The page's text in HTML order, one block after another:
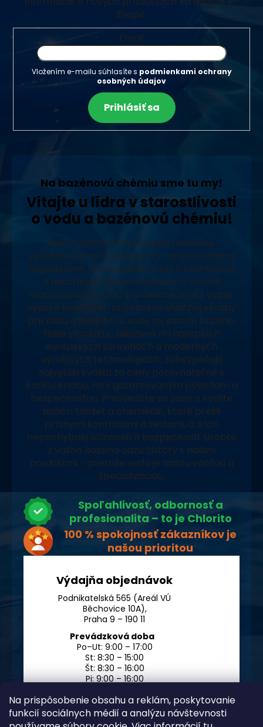
Na prispôsobenie obsahu a reklám, poskytovanie
funkcií sociálnych médií a analýzu návštevnosti
shope.
Email
Vložením e-mailu súhlasíte s podmienkami ochrany
osobných údajov
Prihlásiť sa
Na bazénovú chémiu sme tu my!
Vitajte u lídra v starostlivosti
o vodu a bazénovú chémiu!
Naša rodinná firma sa pýši tradíciou,
vysokoškolským vzdelaním v oblasti čistiarní
odpadových vôd a vodárenských technológií
a neustálym zdokonaľovaním v oblasti
starostlivosti o vodu. Ponúkame široký výber
vysoko kvalitných prípravkov vlastnej výroby
pre čistú a bezpečnú vodu vo vašom bazéne.
Naše produkty, založené na najlepších
európskych surovinách a moderných
výrobných technológiách, zabezpečujú
najvyššiu kvalitu za ceny porovnateľné s
konkurenciou, no s garantovaným pôvodom a
bezpečnosťou. Presvedčte sa sami o kvalite
našich tabliet a chemikálií, ktoré prešli
prísnymi kontrolami a testami, a o ich
nepochybnej účinnosti a bezpečnosti. Urobte
z vášho bazéna oázu čistoty s našimi
produktmi – pretože voda je našou vášňou a
špecializáciou.
Spoľahlivosť, odbornosť a
profesionalita – to je Chlorito
100 % spokojnosť zákazníkov je
našou prioritou
Výdajňa objednávok
Podnikatelská 565 (Areál VÚ
Běchovice 10A),
Praha 9 – 190 11
Prevádzková doba
Po–Ut: 9:00 – 17:00
St: 8:30 – 15:00
Št: 8:30 – 16:00
Pi: 9:00 – 16:00